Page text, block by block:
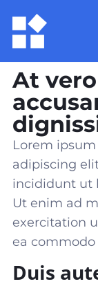
At
Lorem
adipiscing
incididunt ut
Ut enim ad
exercitation
ea
Duis